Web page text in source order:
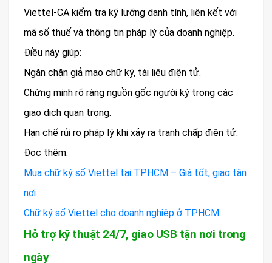
Viettel-CA kiểm tra kỹ lưỡng danh tính, liên kết với
mã số thuế và thông tin pháp lý của doanh nghiệp.
Điều này giúp:
Ngăn chặn giả mạo chữ ký, tài liệu điện tử.
Chứng minh rõ ràng nguồn gốc người ký trong các
giao dịch quan trọng.
Hạn chế rủi ro pháp lý khi xảy ra tranh chấp điện tử.
Đọc thêm:
Mua chữ ký số Viettel tại TP.HCM – Giá tốt, giao tận
nơi
Chữ ký số Viettel cho doanh nghiệp ở TPHCM
Hỗ trợ kỹ thuật 24/7, giao USB tận nơi trong
ngày